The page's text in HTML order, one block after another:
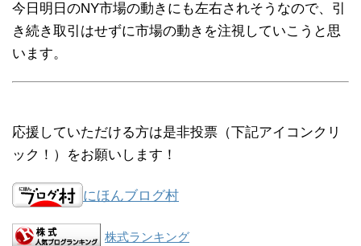
今日明日のNY市場の動きにも左右されそうなので、引
き続き取引はせずに市場の動きを注視していこうと思
います。
応援していただける方は是非投票（下記アイコンクリ
ック！）をお願いします！
にほんブログ村
株式ランキング